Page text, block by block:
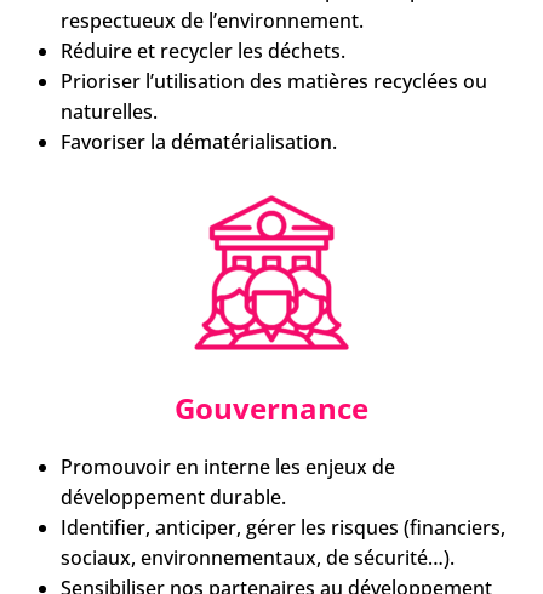
respectueux de l’environnement.
Réduire et recycler les déchets.
Prioriser l’utilisation des matières recyclées ou
naturelles.
Favoriser la dématérialisation.
Gouvernance
Promouvoir en interne les enjeux de
développement durable.
Identifier, anticiper, gérer les risques (financiers,
sociaux, environnementaux, de sécurité…).
Sensibiliser nos partenaires au développement